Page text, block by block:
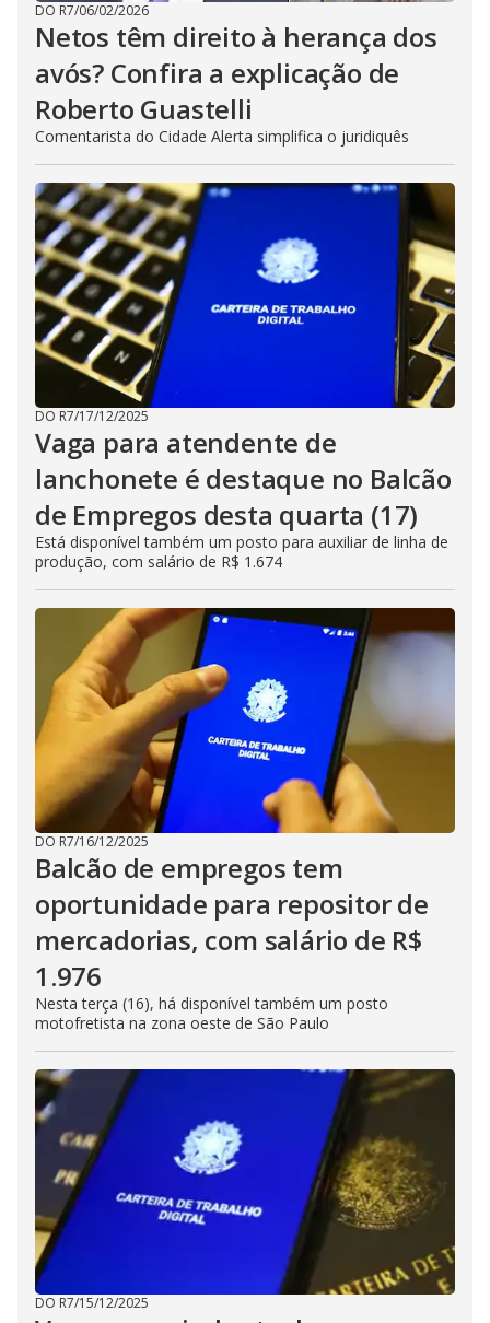
DO R7/06/02/2026
Netos têm direito à herança dos
avós? Confira a explicação de
Roberto Guastelli
Comentarista do Cidade Alerta simplifica o juridiquês
DO R7/17/12/2025
Vaga para atendente de
lanchonete é destaque no Balcão
de Empregos desta quarta (17)
Está disponível também um posto para auxiliar de linha de
produção, com salário de R$ 1.674
DO R7/16/12/2025
Balcão de empregos tem
oportunidade para repositor de
mercadorias, com salário de R$
1.976
Nesta terça (16), há disponível também um posto
motofretista na zona oeste de São Paulo
DO R7/15/12/2025